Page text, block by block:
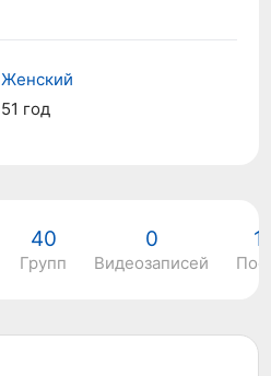
Женский
51 год
40
Групп
0
Видеозаписей